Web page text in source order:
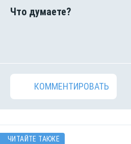
КОММЕНТИРОВАТЬ
ЧИТАЙТЕ ТАКЖЕ